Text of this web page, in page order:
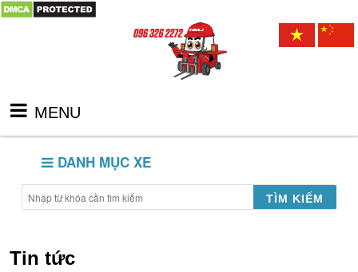
MENU
DANH MỤC XE
TÌM KIẾM
Tin tức